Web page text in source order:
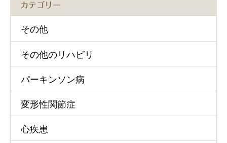
カテゴリー
その他
その他のリハビリ
パーキンソン病
変形性関節症
心疾患